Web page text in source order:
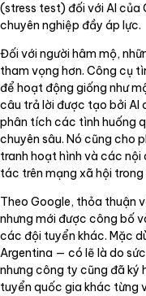
(stress test) đối với AI của
chuyên nghiệp đầy áp lực.
Đối với người hâm mộ,
tham vọng hơn. Công cụ
để hoạt động giống như
câu trả lời được tạo bởi AI
phân tích các tình huống
chuyên sâu. Nó cũng cho
tranh hoạt hình và các nội
tác trên mạng xã hội
Theo Google, thỏa thuận
nhưng mới được công bố
các đội tuyển khác. Mặc
Argentina — có lẽ là do
nhưng công ty cũng đã ký
tuyển quốc gia khác từng